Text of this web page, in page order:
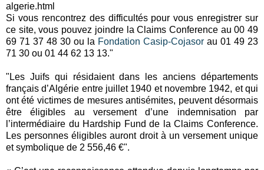
algerie.html
Si vous rencontrez des difficultés pour vous enregistrer sur
ce site, vous pouvez joindre la Claims Conference au 00 49
69 71 37 48 30 ou la Fondation Casip-Cojasor au 01 49 23
71 30 ou 01 44 62 13 13."
"Les Juifs qui résidaient dans les anciens départements
français d’Algérie entre juillet 1940 et novembre 1942, et qui
ont été victimes de mesures antisémites, peuvent désormais
être éligibles au versement d’une indemnisation par
l’intermédiaire du Hardship Fund de la Claims Conference.
Les personnes éligibles auront droit à un versement unique
et symbolique de 2 556,46 €".